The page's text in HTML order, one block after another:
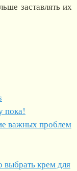
заставлять их
пока!
важных проблем
выбрать крем для